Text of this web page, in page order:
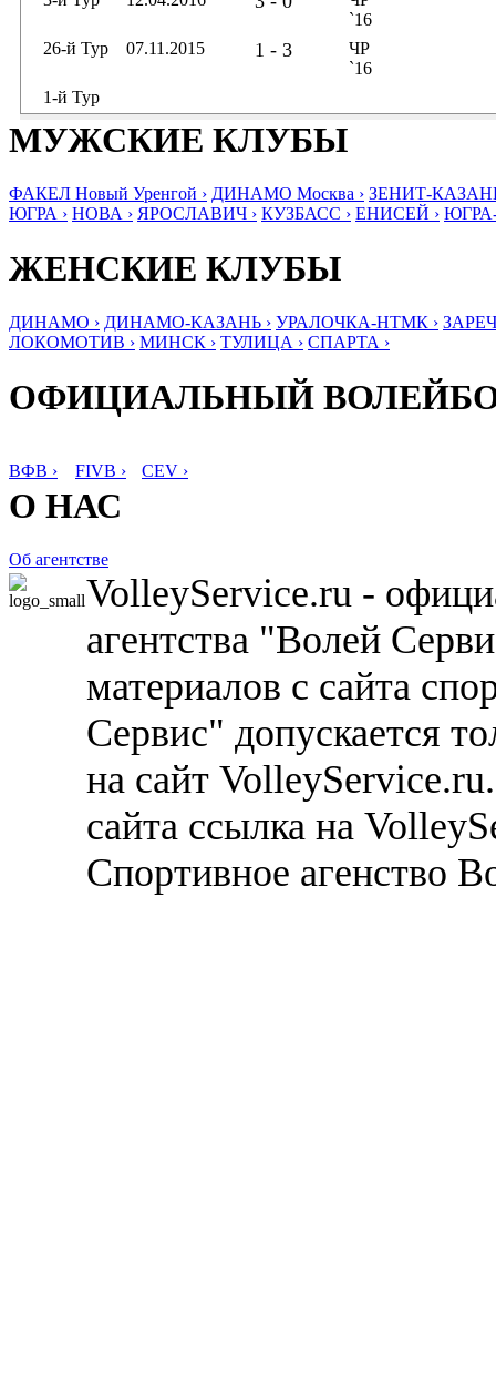
`16
26-й Тур
07.11.2015 1 - 3
ЧР
`16
1-й Тур
МУЖСКИЕ КЛУБЫ
ФАКЕЛ Новый Уренгой › ДИНАМО Москва › ЗЕНИТ-
ЮГРА › НОВА › ЯРОСЛАВИЧ › КУЗБАСС › ЕНИСЕЙ ›
ЖЕНСКИЕ КЛУБЫ
ДИНАМО › ДИНАМО-КАЗАНЬ › УРАЛОЧКА-НТМК ›
ЛОКОМОТИВ › МИНСК › ТУЛИЦА › СПАРТА ›
ОФИЦИАЛЬНЫЙ
ВФВ › FIVB › CEV ›
О НАС
Об агентстве
VolleyService.ru -
агентства "Волей
материалов с сайта
Сервис" допускается
на сайт
сайта ссылка на
Спортивное агенство